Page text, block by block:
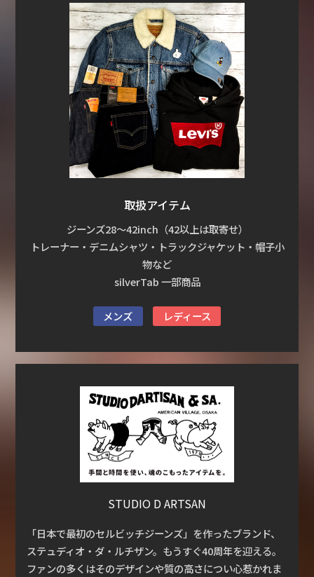
取扱アイテム
ジーンズ28～42inch（42以上は取寄せ）
トレーナー・デニムシャツ・トラックジャケット・帽子小
物など
silverTab 一部商品
メンズ レディース
STUDIO D ARTSAN
「日本で最初のセルビッチジーンズ」を作ったブランド、
ステュディオ・ダ・ルチザン。もうすぐ40周年を迎える。
ファンの多くはそのデザインや質の高さについ心惹かれま